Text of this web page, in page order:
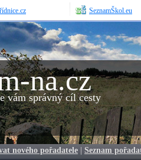
SeznamŠkol.eu
na.cz
vám správný cíl cesty
nového pořadatele | Seznam